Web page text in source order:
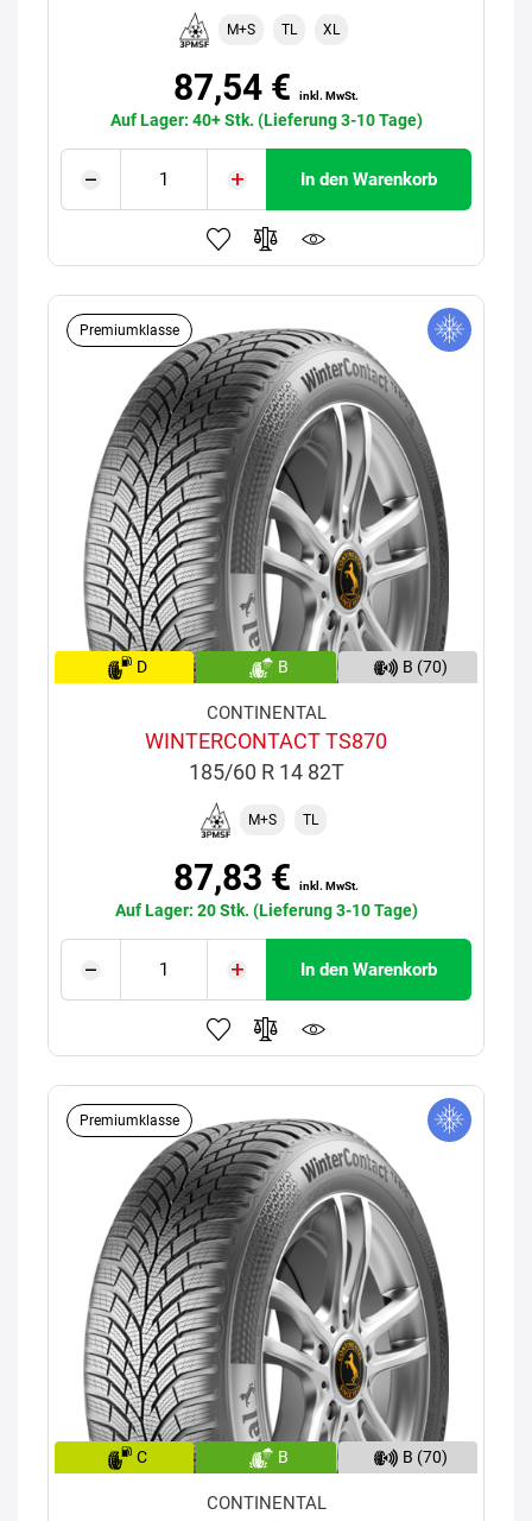
M+S TL XL
87,54 € inkl. MwSt.
Auf Lager: 40+ Stk. (Lieferung 3-10 Tage)
In den Warenkorb
Premiumklasse
D B B (70)
CONTINENTAL
WINTERCONTACT TS870
185/60 R 14 82T
M+S TL
87,83 € inkl. MwSt.
Auf Lager: 20 Stk. (Lieferung 3-10 Tage)
In den Warenkorb
Premiumklasse
C B B (70)
CONTINENTAL